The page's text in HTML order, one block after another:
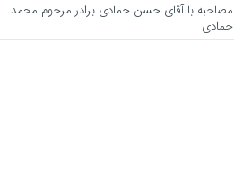
مصاحبه با آقای حسن حمادی برادر مرحوم محمد
حمادی